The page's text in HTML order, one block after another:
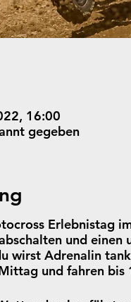
16:00
gegeben
Erlebnistag
und einen
wirst Adrenalin
und fahren bis